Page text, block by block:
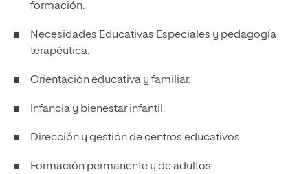
formación.
Necesidades Educativas Especiales y pedagogía
terapéutica.
Orientación educativa y familiar.
Infancia y bienestar infantil.
Dirección y gestión de centros educativos.
Formación permanente y de adultos.